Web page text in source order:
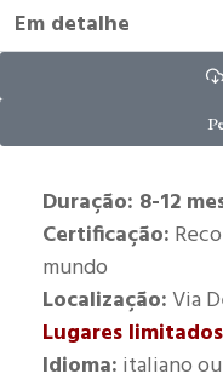
Em detalhe
Duração: 8-12
Certificação:
mundo
Localização:Via
Lugares
Idioma: italiano